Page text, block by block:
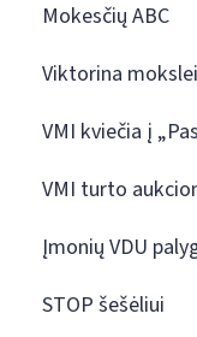
Mokesčių ABC
Viktorina
VMI kviečia į
VMI turto
Įmonių VDU
STOP šešėliui